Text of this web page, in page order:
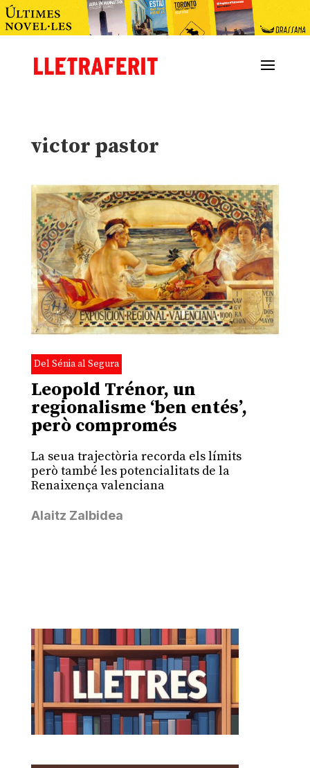
victor pastor
Del Sénia al Segura
Leopold Trénor, un
regionalisme ‘ben entés’,
però compromés
La seua trajectòria recorda els límits
però també les potencialitats de la
Renaixença valenciana
Alaitz Zalbidea